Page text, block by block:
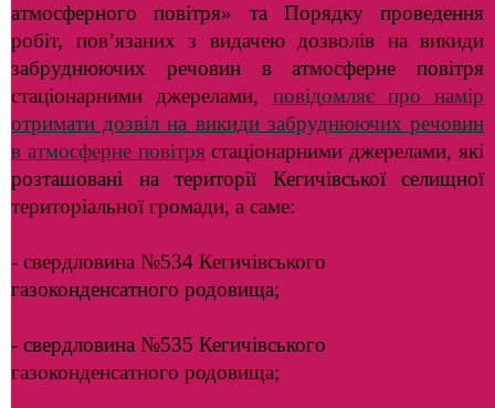
атмосферного повітря» та Порядку проведення
робіт, пов’язаних з видачею дозволів на викиди
забруднюючих речовин в атмосферне повітря
стаціонарними джерелами, повідомляє про намір
отримати дозвіл на викиди забруднюючих речовин
в атмосферне повітрястаціонарними джерелами, які
розташовані на території Кегичівської селищної
територіальної громади, а саме:
- свердловина №534 Кегичівського
газоконденсатного родовища;
- свердловина №535 Кегичівського
газоконденсатного родовища;